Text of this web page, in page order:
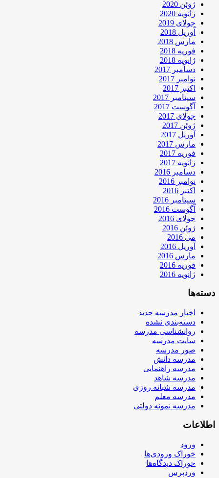
ژوئن 2020
ژانویه 2020
جولای 2019
آوریل 2018
مارس 2018
فوریه 2018
ژانویه 2018
دسامبر 2017
نوامبر 2017
اکتبر 2017
سپتامبر 2017
آگوست 2017
جولای 2017
ژوئن 2017
آوریل 2017
مارس 2017
فوریه 2017
ژانویه 2017
دسامبر 2016
نوامبر 2016
اکتبر 2016
سپتامبر 2016
آگوست 2016
جولای 2016
ژوئن 2016
می 2016
آوریل 2016
مارس 2016
فوریه 2016
ژانویه 2016
دسته‌ها
اخبار مدرسه جدید
دسته‌بندی نشده
روانشناسی مدرسه
سایت مدرسه
صور مدرسه
مدرسه دانش
مدرسه راهنمایی
مدرسه شاهد
مدرسه شبانه روزی
مدرسه معلم
مدرسه نمونه دولتی
اطلاعات
ورود
خوراک ورودی‌ها
خوراک دیدگاه‌ها
وردپرس